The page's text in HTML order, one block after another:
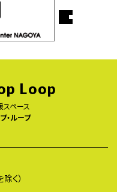
Loop
スペース
・ループ
く）